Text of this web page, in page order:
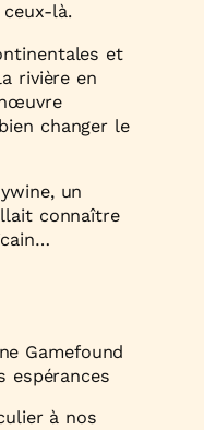
là.
et
rivière en
changer le
un
connaître
Gamefound
espérances
à nos